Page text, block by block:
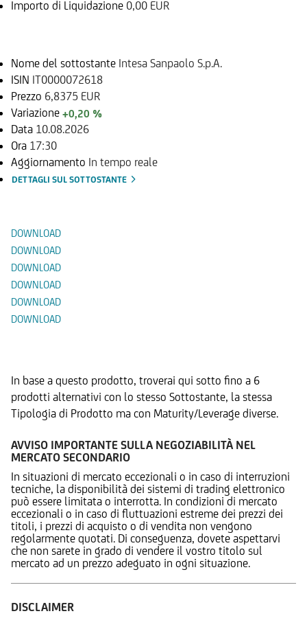
Importo di Liquidazione 0,00 EUR
Nome del sottostante Intesa Sanpaolo S.p.A.
ISIN IT0000072618
Prezzo 6,8375 EUR
Variazione +0,20 %
Data 10.08.2026
Ora 17:30
Aggiornamento In tempo reale
DETTAGLI SUL SOTTOSTANTE
DOWNLOAD
DOWNLOAD
DOWNLOAD
DOWNLOAD
DOWNLOAD
DOWNLOAD
In base a questo prodotto, troverai qui sotto fino a 6
prodotti alternativi con lo stesso Sottostante, la stessa
Tipologia di Prodotto ma con Maturity/Leverage diverse.
AVVISO IMPORTANTE SULLA NEGOZIABILITÀ NEL
MERCATO SECONDARIO
In situazioni di mercato eccezionali o in caso di interruzioni
tecniche, la disponibilità dei sistemi di trading elettronico
può essere limitata o interrotta. In condizioni di mercato
eccezionali o in caso di fluttuazioni estreme dei prezzi dei
titoli, i prezzi di acquisto o di vendita non vengono
regolarmente quotati. Di conseguenza, dovete aspettarvi
che non sarete in grado di vendere il vostro titolo sul
mercato ad un prezzo adeguato in ogni situazione.
DISCLAIMER